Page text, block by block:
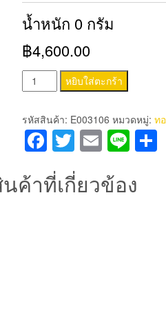
น้ำหนัก 0 กรัม
฿4,600.00
จำนวน
สร้อย
คอ
ตะกร้อ
ตัน
หยิบใส่ตะกร้า
รหัสสินค้า: E003106 หมวดหมู่: ท
Facebook
Twitter
Email
Line
ค้าที่เกี่ยวข้อง